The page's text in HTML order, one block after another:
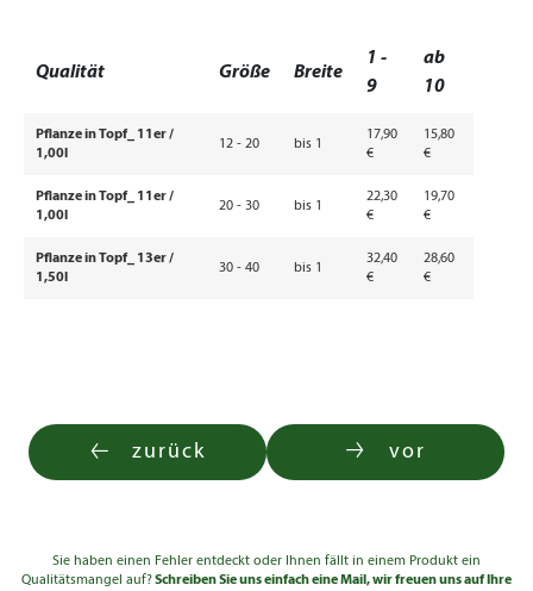
Qualität Größe Breite
1 -
9
ab
10
Pflanze in Topf_ 11er /
1,00l
12 - 20 bis 1
17,90
€
15,80
€
Pflanze in Topf_ 11er /
1,00l
20 - 30 bis 1
22,30
€
19,70
€
Pflanze in Topf_ 13er /
1,50l
30 - 40 bis 1
32,40
€
28,60
€
zurück vor
Sie haben einen Fehler entdeckt oder Ihnen fällt in einem Produkt ein
Qualitätsmangel auf?Schreiben Sie uns einfach eine Mail, wir freuen uns auf Ihre